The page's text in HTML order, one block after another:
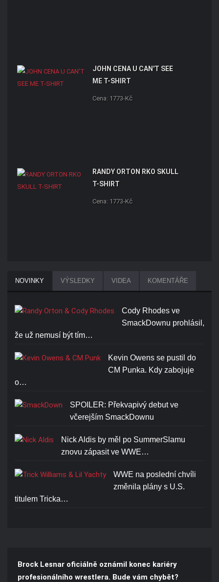
JOHN CENA U CAN'T SEE
ME T-SHIRT
Cena: 1773-Kč
RANDY ORTON RKO SKULL
T-SHIRT
Cena: 1773-Kč
NOVINKY VÝSLEDKY VIDEA KOMENTÁŘE
Cody Rhodes ve
SmackDownu prohlásil,
že už nemusí být tím…
Kevin Owens se pustil do
CM Punka. Kdy zabojuje
o…
SPOILER: Překvapivý debut ve
včerejším SmackDownu
Nick Aldis by měl po SummerSlamu
znovu zápasit ve WWE…
WWE na poslední chvíli
změnila plány s U.S.
titulem Tricka…
Brock Lesnar oficiálně oznámil konec kariéry
profesionálního wrestlera. Bude vám chybět?